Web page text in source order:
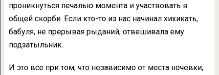
проникнуться печалью момента и участвовать в
общей скорби. Если кто-то из нас начинал хихикать,
бабуля, не прерывая рыданий, отвешивала ему
подзатыльник.
И это все при том, что независимо от места ночевки,